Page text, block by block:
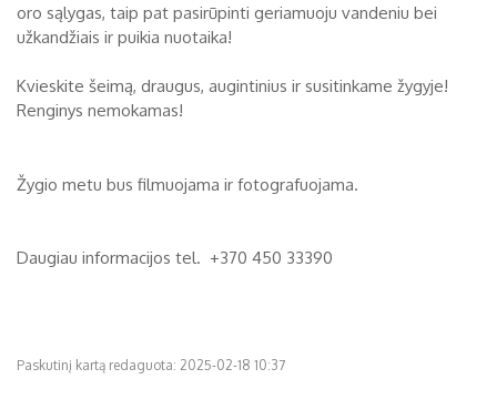
oro sąlygas, taip pat pasirūpinti geriamuoju vandeniu bei
užkandžiais ir puikia nuotaika!
Kvieskite šeimą, draugus, augintinius ir susitinkame žygyje!
Renginys nemokamas!
Žygio metu bus filmuojama ir fotografuojama.
Daugiau informacijos tel. +370 450 33390
Paskutinį kartą redaguota: 2025-02-18 10:37